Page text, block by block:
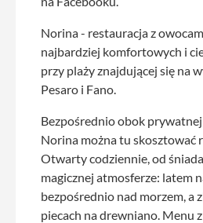
Norina - restauracja z
najbardziej komfortowych i
przy plaży znajdującej się na
Pesaro i Fano.
Bezpośrednio obok
Norina można tu skosztować
Otwarty codziennie, od
magicznej atmosferze: latem
bezpośrednio nad morzem, a
piecach na drewniano. Menu